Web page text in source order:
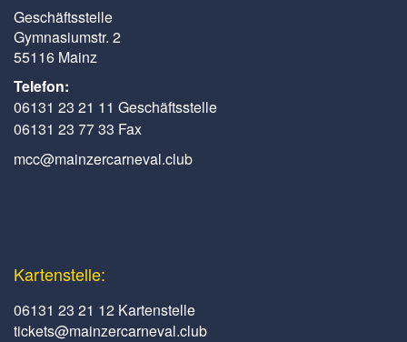
Geschäftsstelle
Gymnasiumstr. 2
55116 Mainz
Telefon:
06131 23 21 11 Geschäftsstelle
06131 23 77 33 Fax
mcc@mainzercarneval.club
Kartenstelle:
06131 23 21 12 Kartenstelle
tickets@mainzercarneval.club